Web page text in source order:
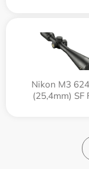
Nikon M3
(25,4mm) SF